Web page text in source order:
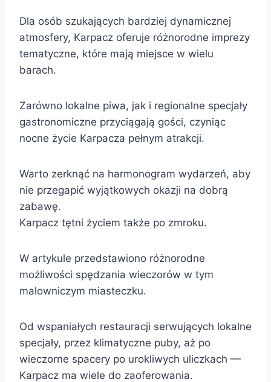
Dla osób szukających bardziej dynamicznej
atmosfery, Karpacz oferuje różnorodne imprezy
tematyczne, które mają miejsce w wielu
barach.
Zarówno lokalne piwa, jak i regionalne specjały
gastronomiczne przyciągają gości, czyniąc
nocne życie Karpacza pełnym atrakcji.
Warto zerknąć na harmonogram wydarzeń, aby
nie przegapić wyjątkowych okazji na dobrą
zabawę.
Karpacz tętni życiem także po zmroku.
W artykule przedstawiono różnorodne
możliwości spędzania wieczorów w tym
malowniczym miasteczku.
Od wspaniałych restauracji serwujących lokalne
specjały, przez klimatyczne puby, aż po
wieczorne spacery po urokliwych uliczkach —
Karpacz ma wiele do zaoferowania.